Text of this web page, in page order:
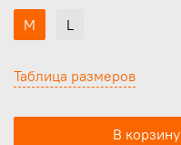
Таблица размеров
В корзину
M
L